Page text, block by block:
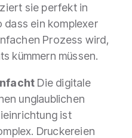
sie perfekt in
dass ein komplexer
Prozess wird,
kümmern müssen.
Die digitale
unglaublichen
ist
Druckereien